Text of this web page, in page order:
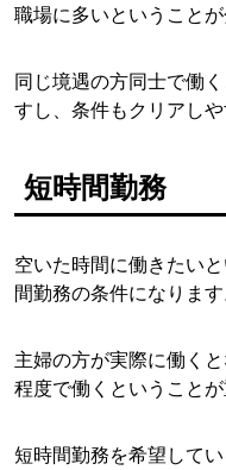
職場に多いということが
同じ境遇の方同士で働
すし、条件もクリアしや
短時間勤務
空いた時間に働きたい
間勤務の条件になります
主婦の方が実際に働く
程度で働くということが
短時間勤務を希望して